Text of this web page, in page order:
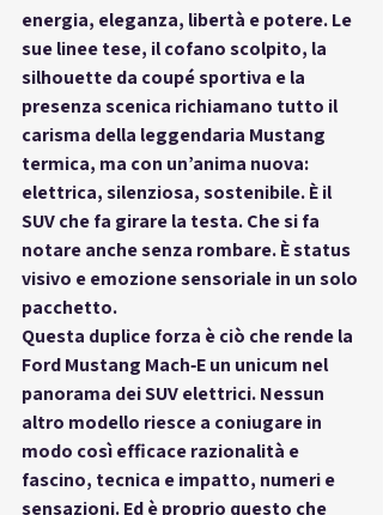
energia, eleganza, libertà e potere. Le
sue linee tese, il cofano scolpito, la
silhouette da coupé sportiva e la
presenza scenica richiamano tutto il
carisma della leggendaria Mustang
termica, ma con un’anima nuova:
elettrica, silenziosa, sostenibile. È il
SUV che fa girare la testa. Che si fa
notare anche senza rombare. È status
visivo e emozione sensoriale in un solo
pacchetto.
Questa duplice forza è ciò che rende la
Ford Mustang Mach‑E un unicum nel
panorama dei SUV elettrici. Nessun
altro modello riesce a coniugare in
modo così efficace razionalità e
fascino, tecnica e impatto, numeri e
sensazioni. Ed è proprio questo che